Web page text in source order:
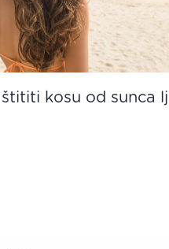
kosu od sunca